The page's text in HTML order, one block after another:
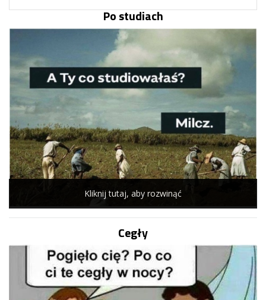
Po studiach
Kliknij tutaj, aby rozwinąć
Cegły